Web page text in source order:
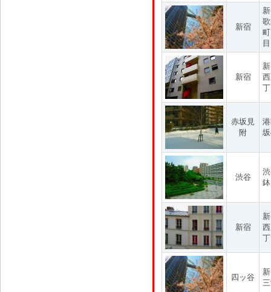
新宿
目
新宿
赤坂見
附
渋谷
新宿
四ッ谷